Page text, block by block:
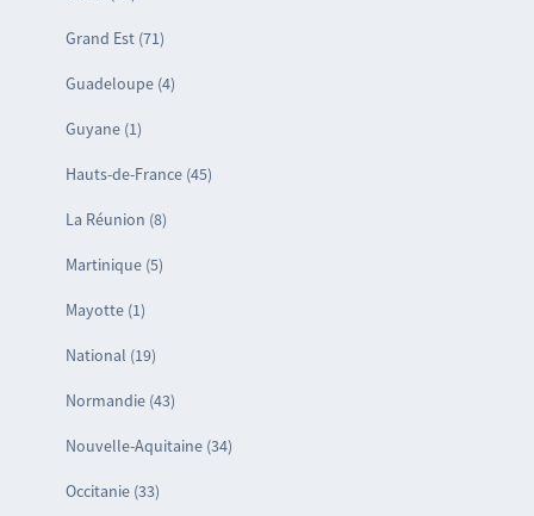
Grand Est (71)
Guadeloupe (4)
Guyane (1)
Hauts-de-France (45)
La Réunion (8)
Martinique (5)
Mayotte (1)
National (19)
Normandie (43)
Nouvelle-Aquitaine (34)
Occitanie (33)